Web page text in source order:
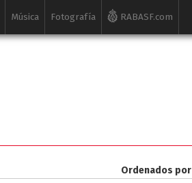
Música Fotografía RABASF.com
Ordenados por